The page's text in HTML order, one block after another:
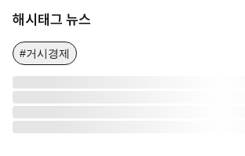
해시태그 뉴스
#거시경제